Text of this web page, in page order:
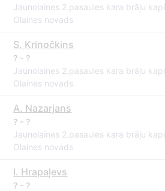
Jaunolaines 2.pasaules kara brāļu kapi
Olaines novads
S. Krinočkins
? - ?
Jaunolaines 2.pasaules kara brāļu kapi
Olaines novads
A. Nazarjans
? - ?
Jaunolaines 2.pasaules kara brāļu kapi
Olaines novads
I. Hrapaļevs
? - ?